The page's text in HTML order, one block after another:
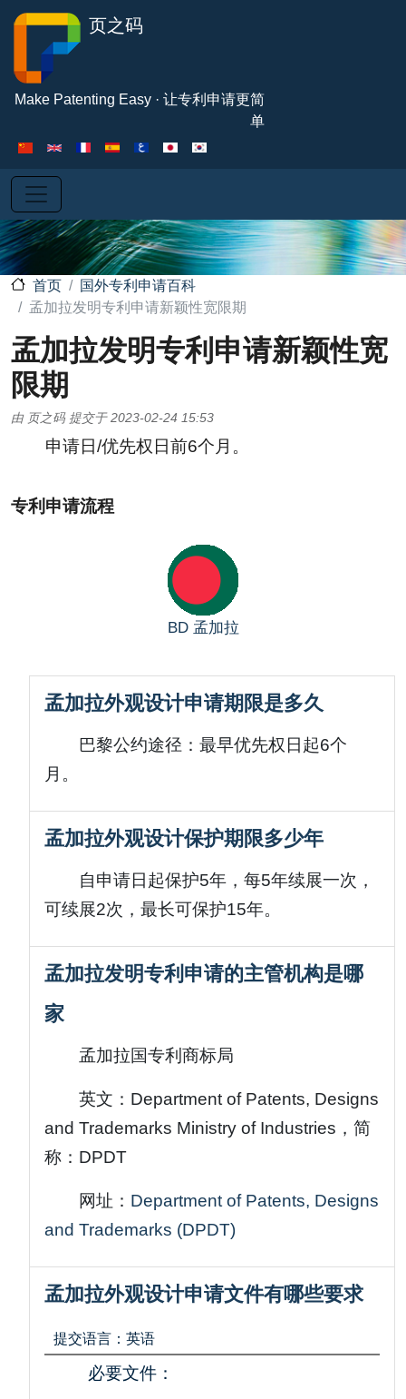
页之码
Make Patenting Easy · 让专利申请更简
单
首页
国外专利申请百科
孟加拉发明专利申请新颖性宽限期
孟加拉发明专利申请新颖性宽
限期
由 页之码 提交于 2023-02-24 15:53
申请日/优先权日前6个月。
专利申请流程
BD 孟加拉
孟加拉外观设计申请期限是多久
巴黎公约途径：最早优先权日起6个
月。
孟加拉外观设计保护期限多少年
自申请日起保护5年，每5年续展一次，
可续展2次，最长可保护15年。
孟加拉发明专利申请的主管机构是哪
家
孟加拉国专利商标局
英文：Department of Patents, Designs
and Trademarks Ministry of Industries，简
称：DPDT
网址： Department of Patents, Designs
and Trademarks (DPDT)
孟加拉外观设计申请文件有哪些要求
提交语言：英语
必要文件：